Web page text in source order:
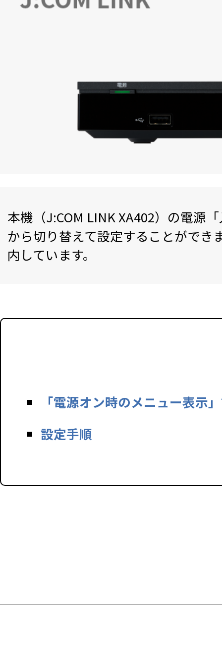
本機（J:COM LINK XA402）の電源
から切り替えて設定することができ
内しています。
「電源オン時のメニュー表示
設定手順